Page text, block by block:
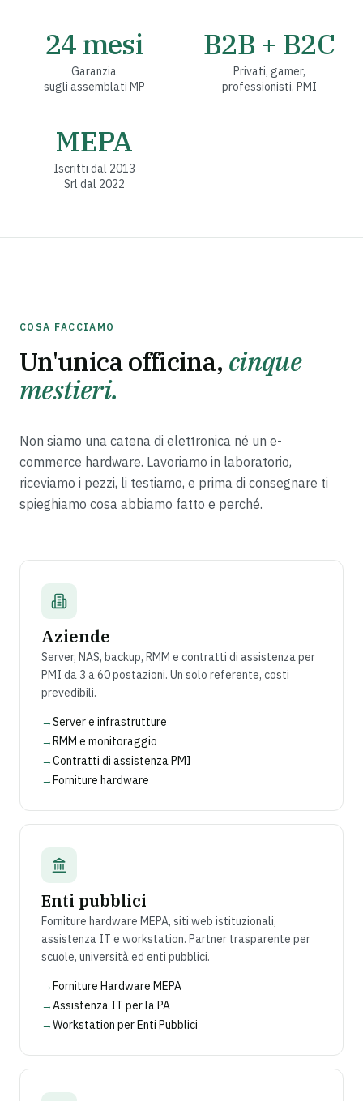
24 mesi
Garanzia
sugli assemblati MP
B2B + B2C
Privati, gamer,
professionisti, PMI
MEPA
Iscritti dal 2013
Srl dal 2022
COSA FACCIAMO
Un'unica officina, cinque
mestieri.
Non siamo una catena di elettronica né un e-
commerce hardware. Lavoriamo in laboratorio,
riceviamo i pezzi, li testiamo, e prima di consegnare ti
spieghiamo cosa abbiamo fatto e perché.
Aziende
Server, NAS, backup, RMM e contratti di assistenza per
PMI da 3 a 60 postazioni. Un solo referente, costi
prevedibili.
→Server e infrastrutture
→RMM e monitoraggio
→Contratti di assistenza PMI
→Forniture hardware
Enti pubblici
Forniture hardware MEPA, siti web istituzionali,
assistenza IT e workstation. Partner trasparente per
scuole, università ed enti pubblici.
→Forniture Hardware MEPA
→Assistenza IT per la PA
→Workstation per Enti Pubblici